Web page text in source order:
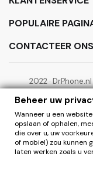
POPULAIRE
CONTACTEER ONS
2022 ·
0
Beheer uw
Wanneer u een
opslaan of ophalen,
die over u, uw
of mobiel) zou kunnen
laten werken zoals u